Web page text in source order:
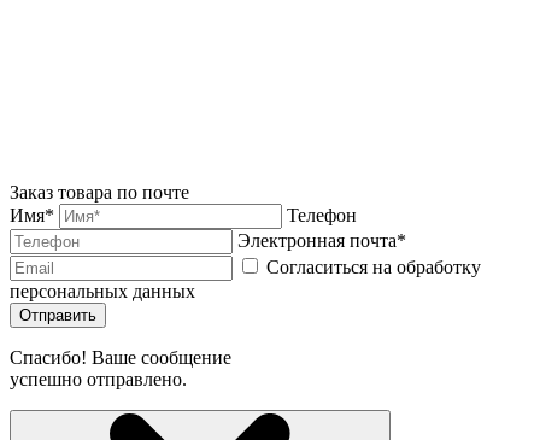
Заказ товара по почте
Имя*
Телефон
Электронная почта*
Согласиться на обработку
персональных данных
Отправить
Спасибо! Ваше сообщение
успешно отправлено.